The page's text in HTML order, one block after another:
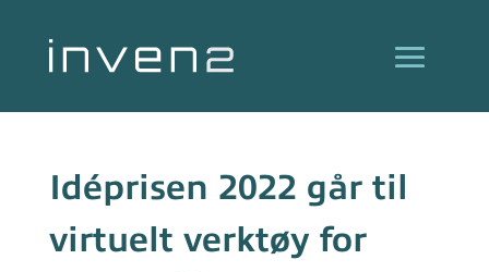
Idéprisen 2022 går til
virtuelt verktøy for